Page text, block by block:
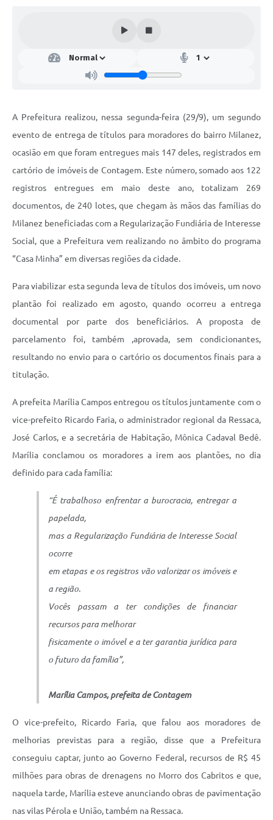
A Prefeitura realizou, nessa segunda-feira (29/9), um segundo
evento de entrega de títulos para moradores do bairro Milanez,
ocasião em que foram entregues mais 147 deles, registrados em
cartório de imóveis de Contagem. Este número, somado aos 122
registros entregues em maio deste ano, totalizam 269
documentos, de 240 lotes, que chegam às mãos das famílias do
Milanez beneficiadas com a Regularização Fundiária de Interesse
Social, que a Prefeitura vem realizando no âmbito do programa
“Casa Minha” em diversas regiões da cidade.
Para viabilizar esta segunda leva de títulos dos imóveis, um novo
plantão foi realizado em agosto, quando ocorreu a entrega
documental por parte dos beneficiários. A proposta de
parcelamento foi, também ,aprovada, sem condicionantes,
resultando no envio para o cartório os documentos finais para a
titulação.
A prefeita Marília Campos entregou os títulos juntamente com o
vice-prefeito Ricardo Faria, o administrador regional da Ressaca,
José Carlos, e a secretária de Habitação, Mônica Cadaval Bedê.
Marília conclamou os moradores a irem aos plantões, no dia
definido para cada família:
“É trabalhoso enfrentar a burocracia, entregar a
papelada,
mas a Regularização Fundiária de Interesse Social
ocorre
em etapas e os registros vão valorizar os imóveis e
a região.
Vocês passam a ter condições de financiar
recursos para melhorar
fisicamente o imóvel e a ter garantia jurídica para
o futuro da família”,
Marília Campos, prefeita de Contagem
O vice-prefeito, Ricardo Faria, que falou aos moradores de
melhorias previstas para a região, disse que a Prefeitura
conseguiu captar, junto ao Governo Federal, recursos de R$ 45
milhões para obras de drenagens no Morro dos Cabritos e que,
naquela tarde, Marília esteve anunciando obras de pavimentação
nas vilas Pérola e União, também na Ressaca.